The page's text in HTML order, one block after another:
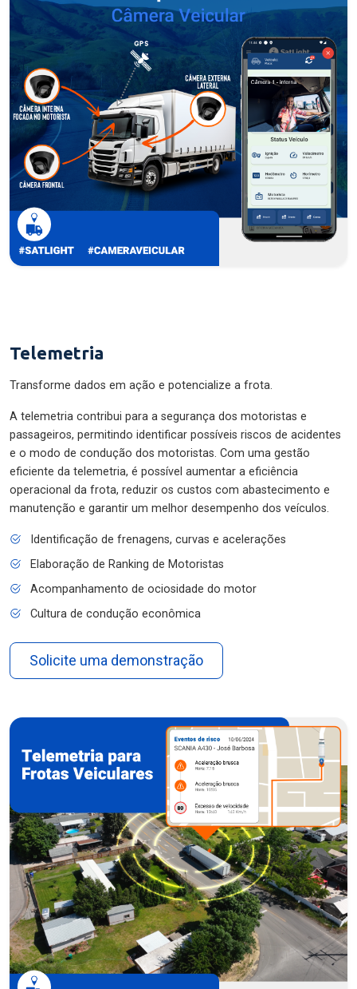
Telemetria
Transforme dados em ação e potencialize a frota.
A telemetria contribui para a segurança dos motoristas e
passageiros, permitindo identificar possíveis riscos de acidentes
e o modo de condução dos motoristas. Com uma gestão
eficiente da telemetria, é possível aumentar a eficiência
operacional da frota, reduzir os custos com abastecimento e
manutenção e garantir um melhor desempenho dos veículos.
Identificação de frenagens, curvas e acelerações
Elaboração de Ranking de Motoristas
Acompanhamento de ociosidade do motor
Cultura de condução econômica
Solicite uma demonstração